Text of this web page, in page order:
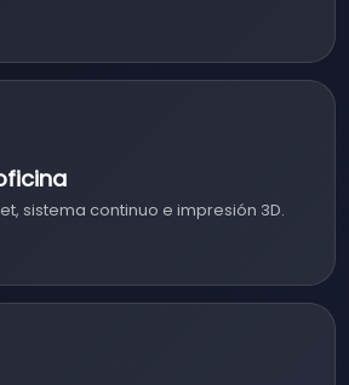
sistema continuo e impresión 3D.